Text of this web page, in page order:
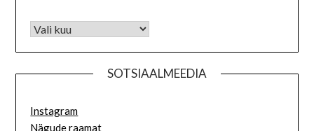
SOTSIAALMEEDIA
Instagram
Nägude raamat